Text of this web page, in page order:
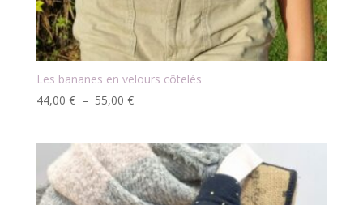
Les bananes en velours côtelés
44,00 € – 55,00 €Plage
44,00 €
à
55,00 €